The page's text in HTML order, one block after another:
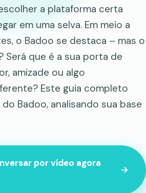
a plataforma certa
em uma selva. Em meio a
o Badoo se destaca – mas o
Será que é a sua porta de
amizade ou algo
Este guia completo
Badoo, analisando sua base
por vídeo agora